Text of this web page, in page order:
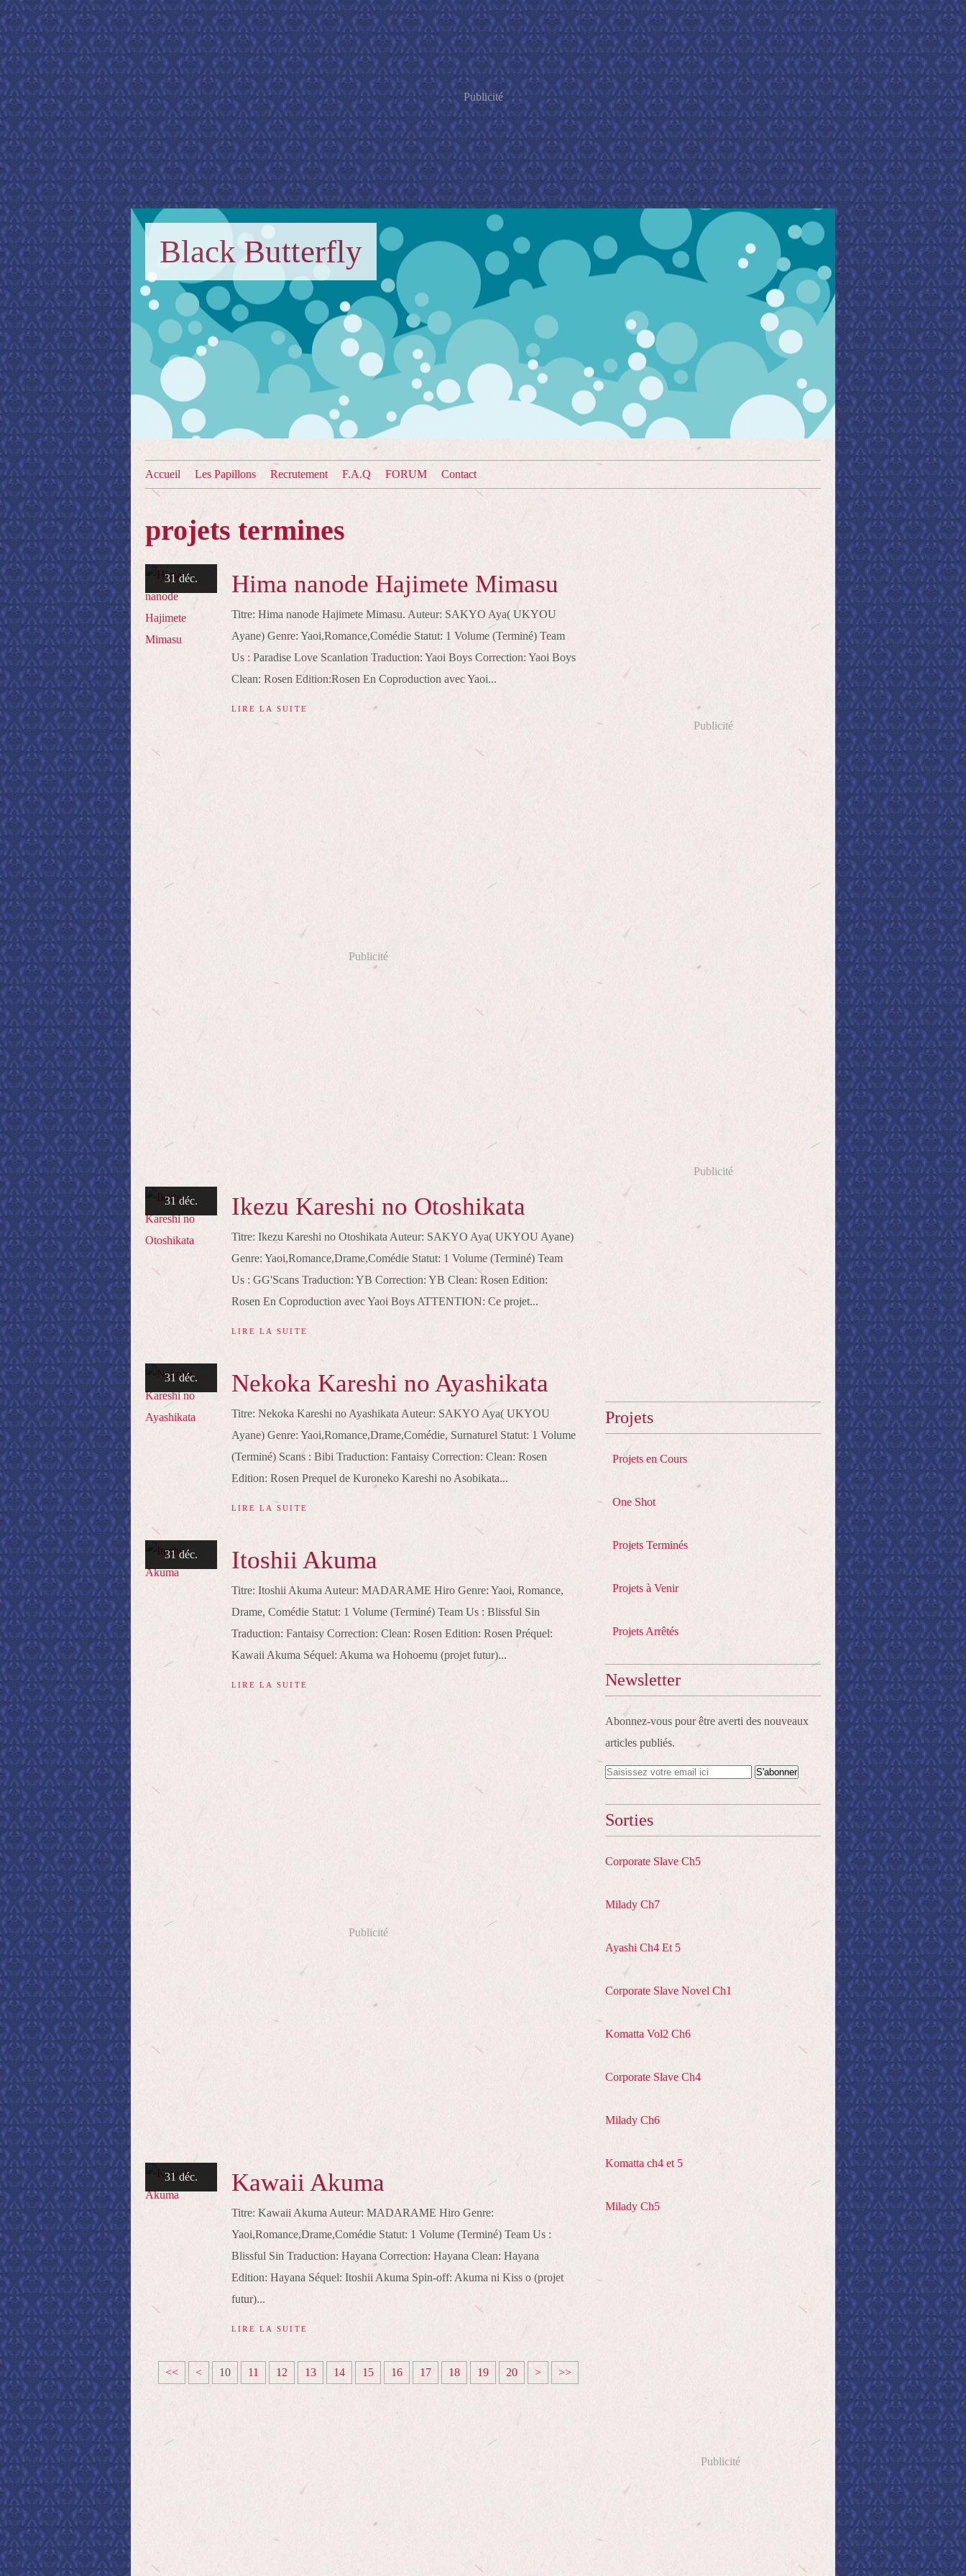
Publicité
Black Butterfly
Accueil Les Papillons Recrutement F.A.Q FORUM Contact
projets termines
31 déc. Hima nanode Hajimete Mimasu
Titre: Hima nanode Hajimete Mimasu. Auteur: SAKYO Aya( UKYOU
Ayane) Genre: Yaoi,Romance,Comédie Statut: 1 Volume (Terminé) Team
Us : Paradise Love Scanlation Traduction: Yaoi Boys Correction: Yaoi Boys
Clean: Rosen Edition:Rosen En Coproduction avec Yaoi...
LIRE LA SUITE
Publicité
31 déc. Ikezu Kareshi no Otoshikata
Titre: Ikezu Kareshi no Otoshikata Auteur: SAKYO Aya( UKYOU Ayane)
Genre: Yaoi,Romance,Drame,Comédie Statut: 1 Volume (Terminé) Team
Us : GG'Scans Traduction: YB Correction: YB Clean: Rosen Edition:
Rosen En Coproduction avec Yaoi Boys ATTENTION: Ce projet...
LIRE LA SUITE
31 déc. Nekoka Kareshi no Ayashikata
Titre: Nekoka Kareshi no Ayashikata Auteur: SAKYO Aya( UKYOU
Ayane) Genre: Yaoi,Romance,Drame,Comédie, Surnaturel Statut: 1 Volume
(Terminé) Scans : Bibi Traduction: Fantaisy Correction: Clean: Rosen
Edition: Rosen Prequel de Kuroneko Kareshi no Asobikata...
LIRE LA SUITE
31 déc. Itoshii Akuma
Titre: Itoshii Akuma Auteur: MADARAME Hiro Genre: Yaoi, Romance,
Drame, Comédie Statut: 1 Volume (Terminé) Team Us : Blissful Sin
Traduction: Fantaisy Correction: Clean: Rosen Edition: Rosen Préquel:
Kawaii Akuma Séquel: Akuma wa Hohoemu (projet futur)...
LIRE LA SUITE
Publicité
31 déc. Kawaii Akuma
Titre: Kawaii Akuma Auteur: MADARAME Hiro Genre:
Yaoi,Romance,Drame,Comédie Statut: 1 Volume (Terminé) Team Us :
Blissful Sin Traduction: Hayana Correction: Hayana Clean: Hayana
Edition: Hayana Séquel: Itoshii Akuma Spin-off: Akuma ni Kiss o (projet
futur)...
LIRE LA SUITE
<< < 10 11 12 13 14 15 16 17 18 19 20 > >>
Publicité
Publicité
Projets
Projets en Cours
One Shot
Projets Terminés
Projets à Venir
Projets Arrêtés
Newsletter
Abonnez-vous pour être averti des nouveaux
articles publiés.
Sorties
Corporate Slave Ch5
Milady Ch7
Ayashi Ch4 Et 5
Corporate Slave Novel Ch1
Komatta Vol2 Ch6
Corporate Slave Ch4
Milady Ch6
Komatta ch4 et 5
Milady Ch5
Publicité